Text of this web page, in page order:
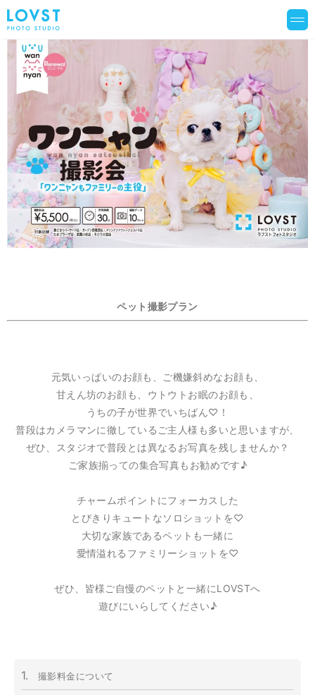
ペット撮影プラン
元気いっぱいのお顔も、ご機嫌斜めなお顔も、
甘えん坊のお顔も、ウトウトお眠のお顔も、
うちの子が世界でいちばん♡！
普段はカメラマンに徹しているご主人様も多いと思いますが、
ぜひ、スタジオで普段とは異なるお写真を残しませんか？
ご家族揃っての集合写真もお勧めです♪
チャームポイントにフォーカスした
とびきりキュートなソロショットを♡
大切な家族であるペットも一緒に
愛情溢れるファミリーショットを♡
ぜひ、皆様ご自慢のペットと一緒にLOVSTへ
遊びにいらしてください♪
1. 撮影料金について